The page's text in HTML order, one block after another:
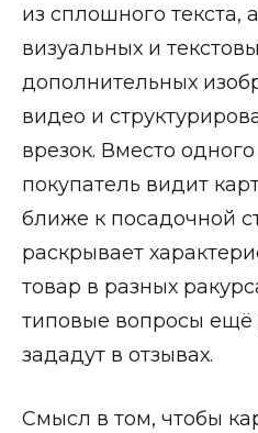
из сплошного текста,
визуальных и
дополнительных
видео и
врезок. Вместо
покупатель видит
ближе к посадочной
раскрывает
товар в разных
типовые вопросы ещё
зададут в отзывах.
Смысл в том, чтобы